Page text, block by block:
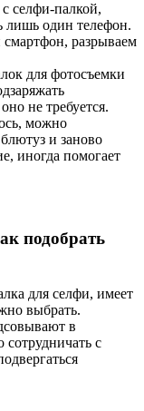
селфи-палкой,
лишь один телефон.
разрываем
для фотосъемки
не требуется.
можно
и заново
иногда помогает
подобрать
для селфи, имеет
выбрать.
в
сотрудничать с